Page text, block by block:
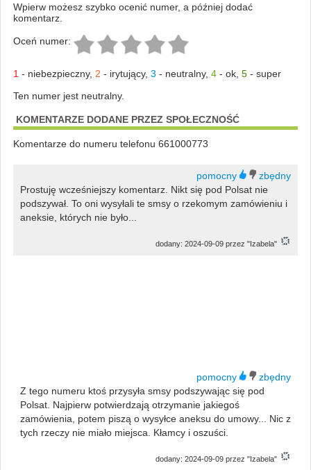
Wpierw możesz szybko ocenić numer, a później dodać
komentarz.
Oceń numer:
1 - niebezpieczny, 2 - irytujący, 3 - neutralny, 4- ok, 5- super
Ten numer jest neutralny.
KOMENTARZE DODANE PRZEZ SPOŁECZNOŚĆ
Komentarze do numeru telefonu 661000773
Prostuję wcześniejszy komentarz. Nikt się pod Polsat nie
podszywał. To oni wysyłali te smsy o rzekomym zamówieniu i
aneksie, których nie było...
dodany: 2024-09-09 przez "Izabela"
Z tego numeru ktoś przysyła smsy podszywając się pod
Polsat. Najpierw potwierdzają otrzymanie jakiegoś
zamówienia, potem piszą o wysyłce aneksu do umowy... Nic z
tych rzeczy nie miało miejsca. Kłamcy i oszuści.
dodany: 2024-09-09 przez "Izabela"